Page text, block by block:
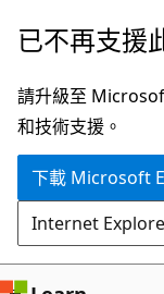
跳
主
要
內
已不再支援
請升級至
和技術支援。
下載 Microsoft
Internet